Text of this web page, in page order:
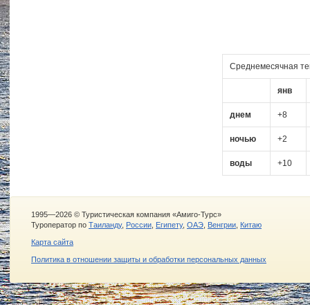
Cреднемесячная
янв
днем +8
ночью +2
воды +10
1995—2026 © Туристическая компания «Амиго-Турс»
Туроператор по Таиланду, России Египету, ОАЭ Венгрии Китаю
Карта сайта
Политика в отношении защиты и обработки персональных данных